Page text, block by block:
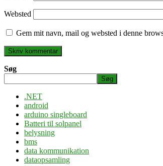
Websted
Gem mit navn, mail og websted i denne
Søg
Søg
.NET
android
arduino singleboard
Batteri til solpanel
belysning
bms
data kommunikation
dataopsamling